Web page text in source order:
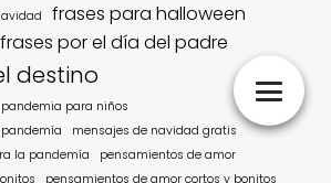
frases para halloween
frases por el día del padre
destino
para niños
mensajes de navidad gratis
la pandemía
pensamientos de amor
pensamientos de amor cortos y bonitos